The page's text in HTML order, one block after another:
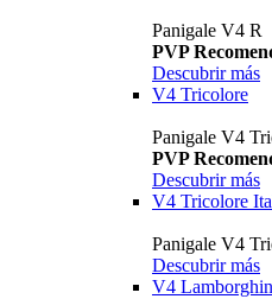
Panigale V4 R
PVP
Descubrir más
V4 Tricolore
Panigale V4
PVP
Descubrir más
V4 Tricolore
Panigale V4
Descubrir más
V4